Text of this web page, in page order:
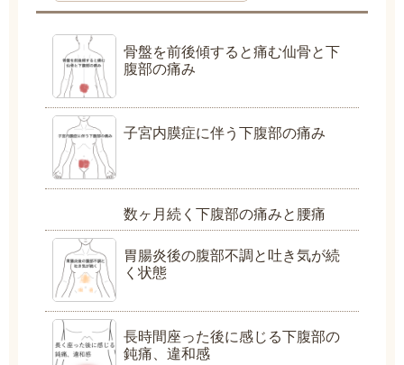
骨盤を前後傾すると痛む仙骨と下
腹部の痛み
子宮内膜症に伴う下腹部の痛み
数ヶ月続く下腹部の痛みと腰痛
胃腸炎後の腹部不調と吐き気が続
く状態
長時間座った後に感じる下腹部の
鈍痛、違和感